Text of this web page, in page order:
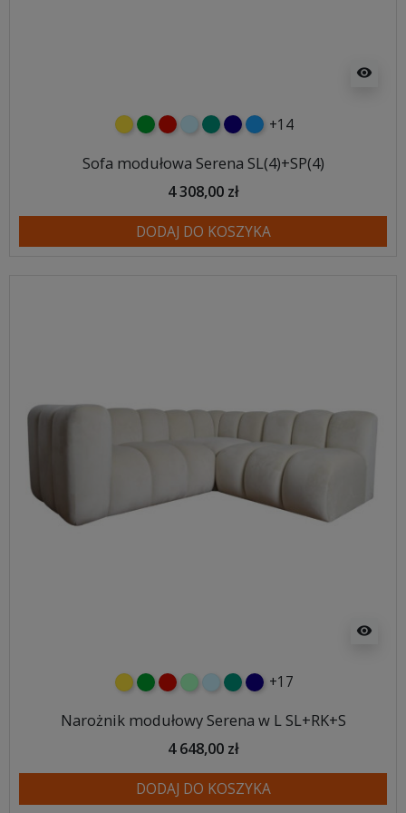
visibility
żółtyzielonyczerwony
błękitnyturkusowy
granatowy
niebieski
+14
Sofa modułowa Serena SL(4)+SP(4)
4 308,00 zł
DODAJ DO KOSZYKA
visibility
żółtyzielonyczerwony
miętowybłękitnyturkusowy
granatowy
+17
Narożnik modułowy Serena w L SL+RK+S
4 648,00 zł
DODAJ DO KOSZYKA